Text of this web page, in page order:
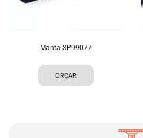
Manta SP99077
ORÇAR